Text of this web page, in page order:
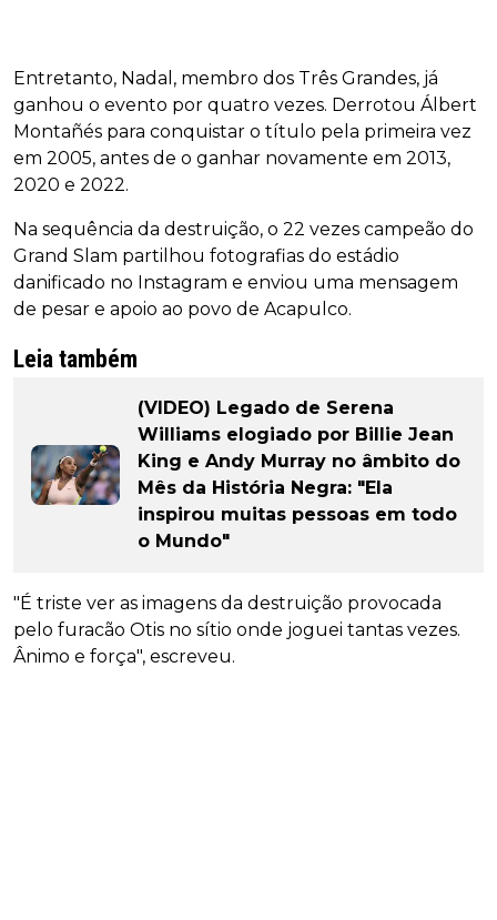
Entretanto, Nadal, membro dos Três Grandes, já
ganhou o evento por quatro vezes. Derrotou Álbert
Montañés para conquistar o título pela primeira vez
em 2005, antes de o ganhar novamente em 2013,
2020 e 2022.
Na sequência da destruição, o 22 vezes campeão do
Grand Slam partilhou fotografias do estádio
danificado no Instagram e enviou uma mensagem
de pesar e apoio ao povo de Acapulco.
Leia também
(VIDEO) Legado de Serena
Williams elogiado por Billie Jean
King e Andy Murray no âmbito do
Mês da História Negra: "Ela
inspirou muitas pessoas em todo
o Mundo"
"É triste ver as imagens da destruição provocada
pelo furacão Otis no sítio onde joguei tantas vezes.
Ânimo e força", escreveu.